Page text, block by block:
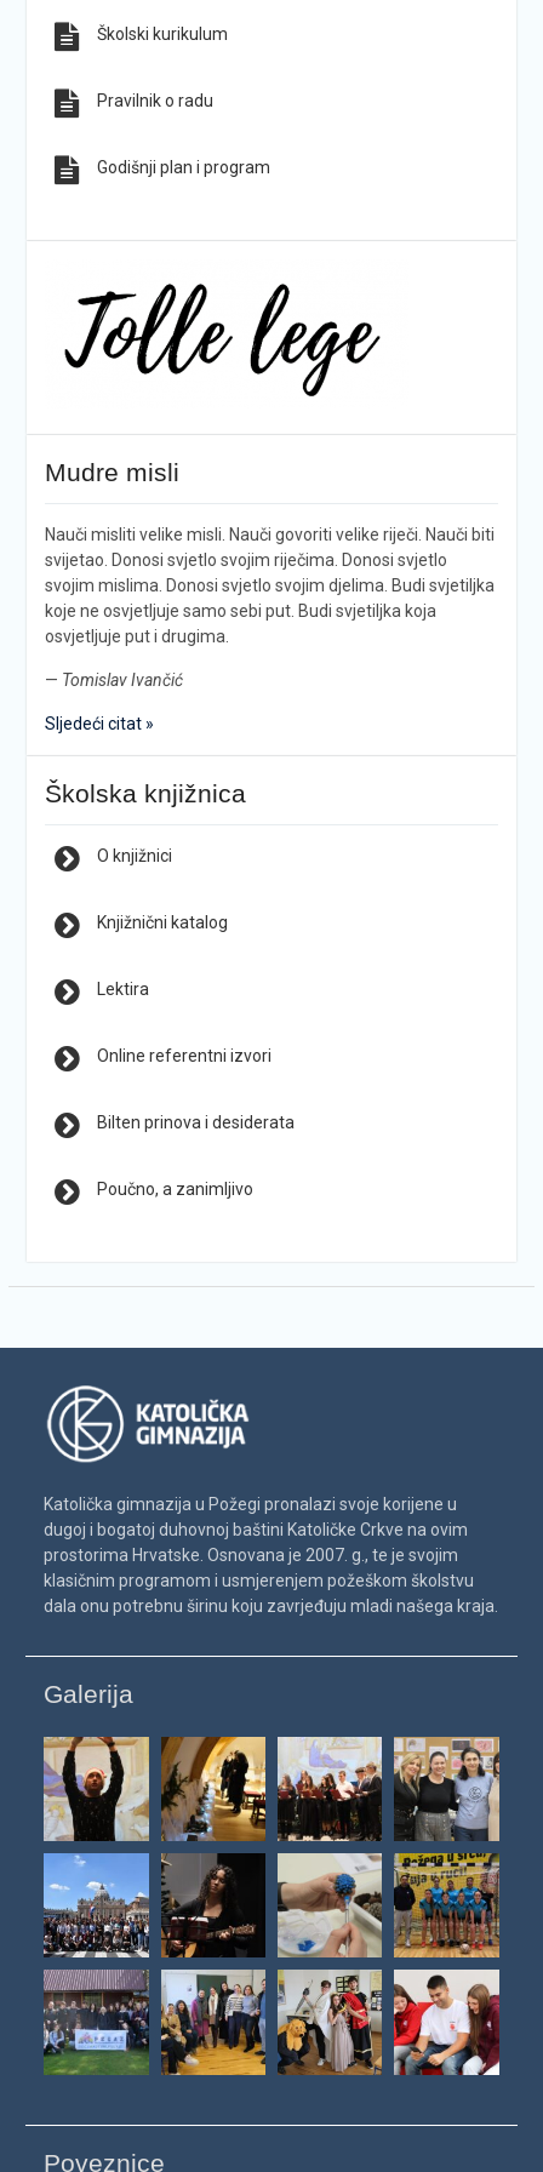
Školski kurikulum
Pravilnik o radu
Godišnji plan i program
Mudre misli
Nauči misliti velike misli. Nauči govoriti velike riječi. Nauči biti
svijetao. Donosi svjetlo svojim riječima. Donosi svjetlo
svojim mislima. Donosi svjetlo svojim djelima. Budi svjetiljka
koje ne osvjetljuje samo sebi put. Budi svjetiljka koja
osvjetljuje put i drugima.
— Tomislav Ivančić
Sljedeći citat »
Školska knjižnica
O knjižnici
Knjižnični katalog
Lektira
Online referentni izvori
Bilten prinova i desiderata
Poučno, a zanimljivo
Katolička gimnazija u Požegi pronalazi svoje korijene u
dugoj i bogatoj duhovnoj baštini Katoličke Crkve na ovim
prostorima Hrvatske. Osnovana je 2007. g., te je svojim
klasičnim programom i usmjerenjem požeškom školstvu
dala onu potrebnu širinu koju zavrjeđuju mladi našega kraja.
Galerija
Poveznice